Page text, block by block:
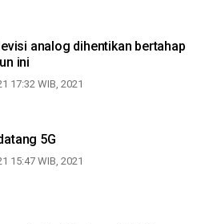
analog dihentikan bertahap
ini
17:32 WIB, 2021
Selamat datang 5G
15:47 WIB, 2021